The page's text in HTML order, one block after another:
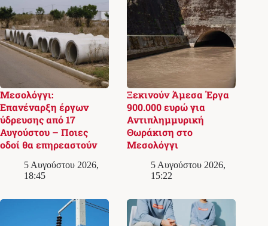
Μεσολόγγι:
Επανέναρξη έργων
ύδρευσης από 17
Αυγούστου – Ποιες
οδοί θα επηρεαστούν
5 Αυγούστου 2026,
18:45
Ξεκινούν Άμεσα Έργα
900.000 ευρώ για
Αντιπλημμυρική
Θωράκιση στο
Μεσολόγγι
5 Αυγούστου 2026,
15:22